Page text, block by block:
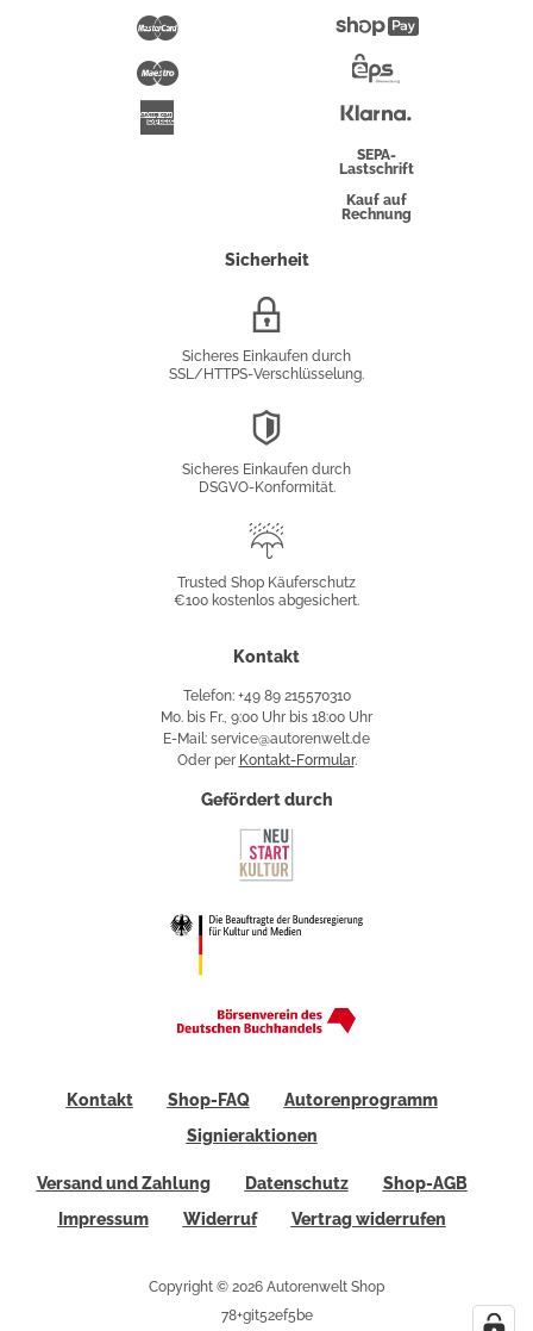
Maestro
Pay
Überweisung
SEPA-
Lastschrift
Kauf auf
Rechnung
Sicherheit
Sicheres Einkaufen durch
SSL/HTTPS-Verschlüsselung.
Sicheres Einkaufen durch
DSGVO-Konformität.
Käuferschutz
Trusted Shop Käuferschutz
€100 kostenlos abgesichert.
Kontakt
Telefon: +49 89 215570310
Mo. bis Fr., 9:00 Uhr bis 18:00 Uhr
E-Mail: service@autorenwelt.de
Oder per Kontakt-Formular.
Gefördert durch
Kontakt Shop-FAQ
Autorenprogramm
Signieraktionen
Versand und Zahlung Datenschutz
Shop-AGB
Impressum
Widerruf Vertrag widerrufen
Copyright © 2026 Autorenwelt Shop
78+git52ef5be